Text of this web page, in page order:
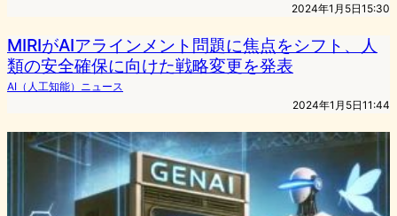
2024年1月5日15:30
MIRIがAIアラインメント問題に焦点をシフト、人
類の安全確保に向けた戦略変更を発表
AI（人工知能）ニュース
2024年1月5日11:44